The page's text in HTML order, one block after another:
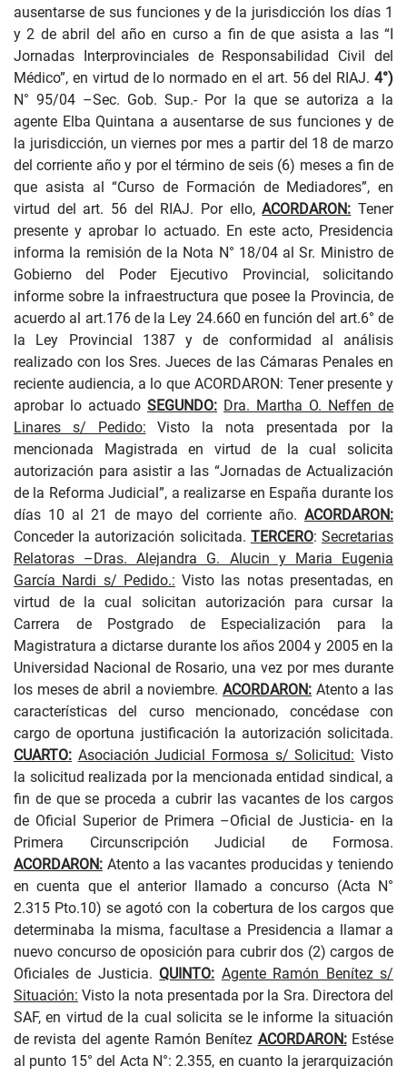
ausentarse de sus funciones y de la jurisdicción los días 1
y 2 de abril del año en curso a fin de que asista a las “I
Jornadas Interprovinciales de Responsabilidad Civil del
Médico”, en virtud de lo normado en el art. 56 del RIAJ. 4°)
N° 95/04 –Sec. Gob. Sup.- Por la que se autoriza a la
agente Elba Quintana a ausentarse de sus funciones y de
la jurisdicción, un viernes por mes a partir del 18 de marzo
del corriente año y por el término de seis (6) meses a fin de
que asista al “Curso de Formación de Mediadores”, en
virtud del art. 56 del RIAJ. Por ello,ACORDARON: Tener
presente y aprobar lo actuado. En este acto, Presidencia
informa la remisión de la Nota N° 18/04 al Sr. Ministro de
Gobierno del Poder Ejecutivo Provincial, solicitando
informe sobre la infraestructura que posee la Provincia, de
acuerdo al art.176 de la Ley 24.660 en función del art.6° de
la Ley Provincial 1387 y de conformidad al análisis
realizado con los Sres. Jueces de las Cámaras Penales en
reciente audiencia, a lo que ACORDARON: Tener presente y
aprobar lo actuado SEGUNDO: Dra. Martha O. Neffen de
Linares s/ Pedido: Visto la nota presentada por la
mencionada Magistrada en virtud de la cual solicita
autorización para asistir a las “Jornadas de Actualización
de la Reforma Judicial”, a realizarse en España durante los
días 10 al 21 de mayo del corriente año. ACORDARON:
Conceder la autorización solicitada. TERCERO:Secretarias
Relatoras –Dras. Alejandra G. Alucin y Maria Eugenia
García Nardi s/ Pedido.: Visto las notas presentadas, en
virtud de la cual solicitan autorización para cursar la
Carrera de Postgrado de Especialización para la
Magistratura a dictarse durante los años 2004 y 2005 en la
Universidad Nacional de Rosario, una vez por mes durante
los meses de abril a noviembre. ACORDARON: Atento a las
características del curso mencionado, concédase con
cargo de oportuna justificación la autorización solicitada.
CUARTO: Asociación Judicial Formosa s/ Solicitud: Visto
la solicitud realizada por la mencionada entidad sindical, a
fin de que se proceda a cubrir las vacantes de los cargos
de Oficial Superior de Primera –Oficial de Justicia- en la
Primera Circunscripción Judicial de Formosa.
ACORDARON: Atento a las vacantes producidas y teniendo
en cuenta que el anterior llamado a concurso (Acta N°
2.315 Pto.10) se agotó con la cobertura de los cargos que
determinaba la misma, facultase a Presidencia a llamar a
nuevo concurso de oposición para cubrir dos (2) cargos de
Oficiales de Justicia.QUINTO: Agente Ramón Benítez s/
Situación: Visto la nota presentada por la Sra. Directora del
SAF, en virtud de la cual solicita se le informe la situación
de revista del agente Ramón Benítez ACORDARON:Estése
al punto 15° del Acta N°: 2.355, en cuanto la jerarquización